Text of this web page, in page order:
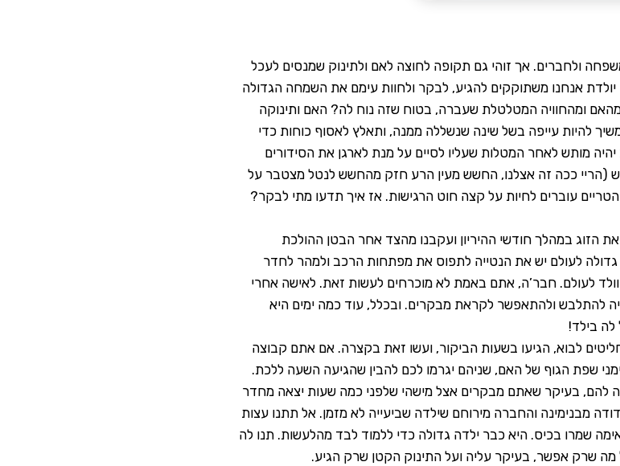
ולחברים. אך זוהי גם תקופה לחוצה לאם ולתינוק שמנסים לעכל
אנחנו משתוקקים להגיע, לבקר ולחוות עימם את השמחה הגדולה
ומהחוויה המטלטלת שעברה, בטוח שזה נוח לה? האם ותינוקה
להיות עייפה בשל שינה שנשללה ממנה, ותאלץ לאסוף כוחות כדי
מותש לאחר המטלות שעליו לסיים על מנת לארגן את הסידורים
(הריי ככה זה אצלנו, החשש מעין הרע חזק מהחשש לנטל מצטבר על
עוברים לחיות על קצה חוט הרגישות. אז איך תדעו מתי לבקר?
הזוג במהלך חודשי ההיריון ועקבנו מהצד אחר הבטן ההולכת
לעולם יש את הנטייה לתפוס את מפתחות הרכב ולמהר לחדר
לעולם. חבר’ה, אתם באמת לא מוכרחים לעשות זאת. לאישה אחרי
להתלבש ולהתאפשר לקראת מבקרים. ובכלל, עוד כמה ימים היא
לה בילד!
לבוא, הגיעו בשעות הביקור, ועשו זאת בקצרה. אם אתם קבוצה
שפת הגוף של האם, שניהם יגרמו לכם להבין שהגיעה השעה ללכת.
להם, בעיקר שאתם מבקרים אצל מישהי שלפני כמה שעות יצאה מחדר
מבנימינה והחברה מירוחם שילדה שביעייה לא מזמן. אל תתנו עצות
שמרו בכיס. היא כבר ילדה גדולה כדי ללמוד לבד מהלעשות. תנו לה
מה שרק אפשר, בעיקר עליה ועל התינוק הקטן שרק הגיע.